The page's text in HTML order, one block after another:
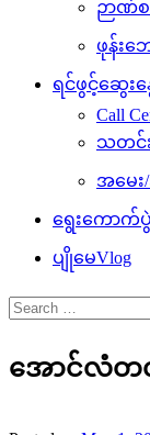
ဉာဏ်
ဖုန်းဘ
ရင်ဖွင့်ဆွေးနွ
Call
သတင်း
အမေး
ရွေးကောက်
ပျိုမေVlog
Search
for:
အောင်လံတ